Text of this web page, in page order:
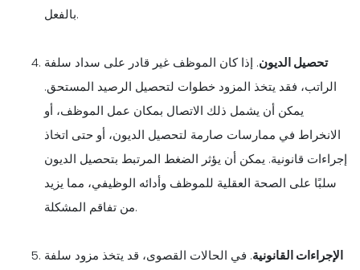
بالفعل.
تحصيل الديون. إذا كان الموظف غير قادر على سداد سلفة
الراتب، فقد يتخذ المزود خطوات لتحصيل الرصيد المستحق.
يمكن أن يشمل ذلك الاتصال بمكان عمل الموظف، أو
الانخراط في ممارسات صارمة لتحصيل الديون، أو حتى اتخاذ
إجراءات قانونية. يمكن أن يؤثر الضغط المرتبط بتحصيل الديون
سلبًا على الصحة العقلية للموظف وأدائه الوظيفي، مما يزيد
من تفاقم المشكلة.
الإجراءات القانونية. في الحالات القصوى، قد يتخذ مزود سلفة